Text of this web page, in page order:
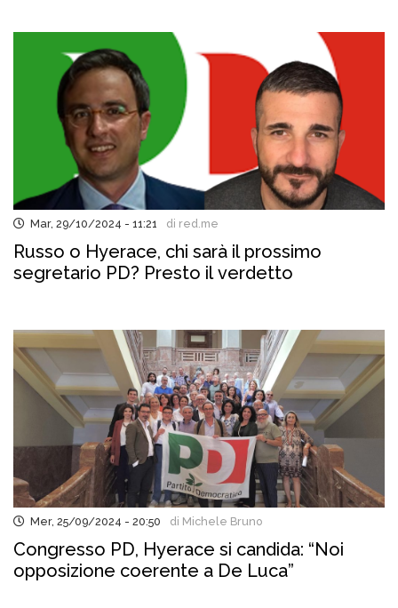
Mar, 29/10/2024 - 11:21 di red.me
Russo o Hyerace, chi sarà il prossimo
segretario PD? Presto il verdetto
Mer, 25/09/2024 - 20:50 di Michele Bruno
Congresso PD, Hyerace si candida: “Noi
opposizione coerente a De Luca”